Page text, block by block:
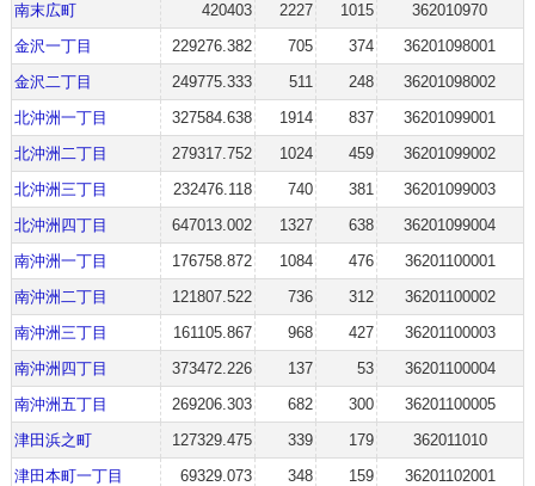
南末広町
420403 2227 1015
362010970
金沢一丁目
229276.382 705 374
36201098001
金沢二丁目
249775.333 511 248
36201098002
北沖洲一丁目
327584.638 1914 837
36201099001
北沖洲二丁目
279317.752 1024 459
36201099002
北沖洲三丁目
232476.118 740 381
36201099003
北沖洲四丁目
647013.002 1327 638
36201099004
南沖洲一丁目
176758.872 1084 476
36201100001
南沖洲二丁目
121807.522 736 312
36201100002
南沖洲三丁目
161105.867 968 427
36201100003
南沖洲四丁目
373472.226 137 53
36201100004
南沖洲五丁目
269206.303 682 300
36201100005
津田浜之町
127329.475 339 179
362011010
津田本町一丁目
69329.073 348 159
36201102001